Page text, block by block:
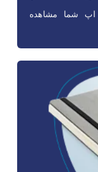
اپ شما مشاهده